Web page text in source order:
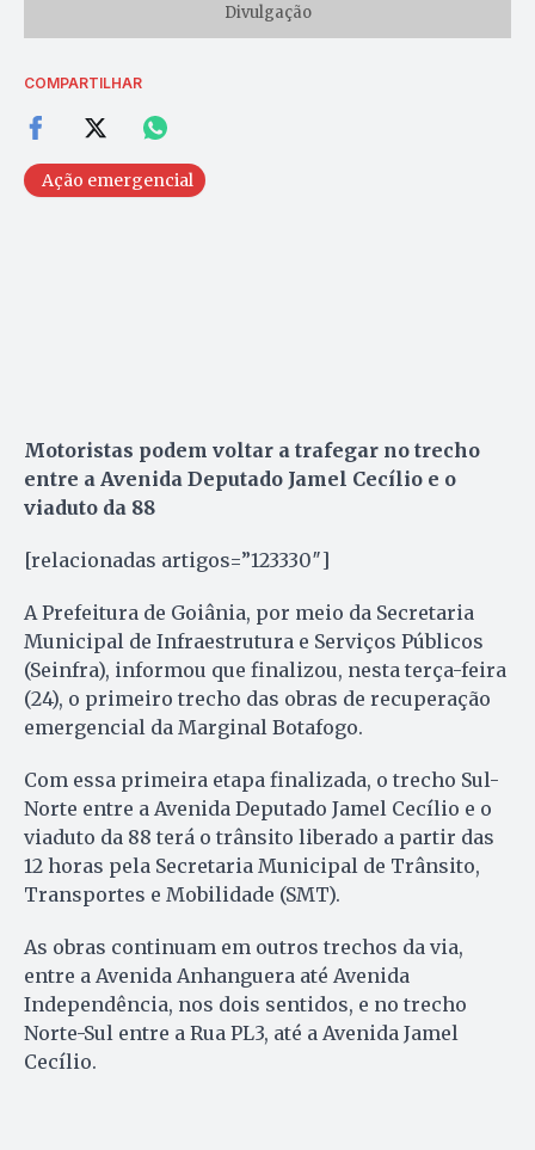
Divulgação
COMPARTILHAR
Ação emergencial
Motoristas podem voltar a trafegar no trecho
entre a Avenida Deputado Jamel Cecílio e o
viaduto da 88
[relacionadas artigos=”123330″]
A Prefeitura de Goiânia, por meio da Secretaria
Municipal de Infraestrutura e Serviços Públicos
(Seinfra), informou que finalizou, nesta terça-feira
(24), o primeiro trecho das obras de recuperação
emergencial da Marginal Botafogo.
Com essa primeira etapa finalizada, o trecho Sul-
Norte entre a Avenida Deputado Jamel Cecílio e o
viaduto da 88 terá o trânsito liberado a partir das
12 horas pela Secretaria Municipal de Trânsito,
Transportes e Mobilidade (SMT).
As obras continuam em outros trechos da via,
entre a Avenida Anhanguera até Avenida
Independência, nos dois sentidos, e no trecho
Norte-Sul entre a Rua PL3, até a Avenida Jamel
Cecílio.